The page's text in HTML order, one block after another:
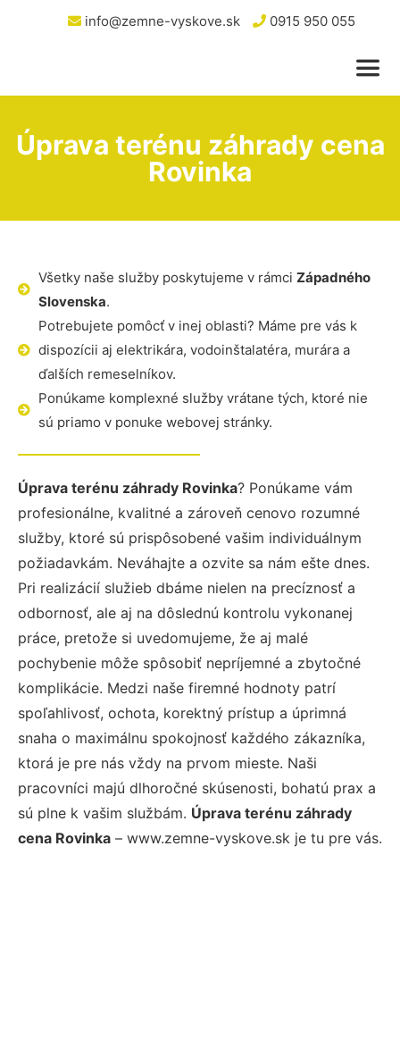
info@zemne-vyskove.sk 0915 950 055
Úprava terénu záhrady cena
Rovinka
Všetky naše služby poskytujeme v rámci Západného
Slovenska.
Potrebujete pomôcť v inej oblasti? Máme pre vás k
dispozícii aj elektrikára, vodoinštalatéra, murára a
ďalších remeselníkov.
Ponúkame komplexné služby vrátane tých, ktoré nie
sú priamo v ponuke webovej stránky.
Úprava terénu záhrady Rovinka? Ponúkame vám
profesionálne, kvalitné a zároveň cenovo rozumné
služby, ktoré sú prispôsobené vašim individuálnym
požiadavkám. Neváhajte a ozvite sa nám ešte dnes.
Pri realizácií služieb dbáme nielen na precíznosť a
odbornosť, ale aj na dôslednú kontrolu vykonanej
práce, pretože si uvedomujeme, že aj malé
pochybenie môže spôsobiť nepríjemné a zbytočné
komplikácie. Medzi naše firemné hodnoty patrí
spoľahlivosť, ochota, korektný prístup a úprimná
snaha o maximálnu spokojnosť každého zákazníka,
ktorá je pre nás vždy na prvom mieste. Naši
pracovníci majú dlhoročné skúsenosti, bohatú prax a
sú plne k vašim službám. Úprava terénu záhrady
cena Rovinka – www.zemne-vyskove.sk je tu pre vás.